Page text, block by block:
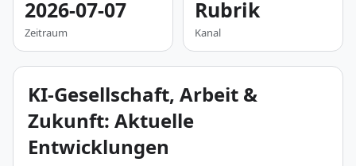
2026-07-07
Zeitraum
Rubrik
Kanal
KI-Gesellschaft, Arbeit &
Zukunft: Aktuelle
Entwicklungen